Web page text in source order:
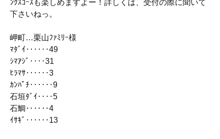
ﾝｸｽｺｰｽも楽しめますよー！詳しくは、受付の際に聞いて
下さいねっ。
岬町…栗山ﾌｧﾐﾘｰ様
ﾏﾀﾞｲ‥‥‥49
ｼﾏｱｼﾞ‥‥31
ﾋﾗﾏｻ‥‥‥3
ｶﾝﾊﾟﾁ‥‥‥9
石垣ﾀﾞｲ‥‥5
石鯛‥‥‥4
ｲｻｷﾞ‥‥‥13